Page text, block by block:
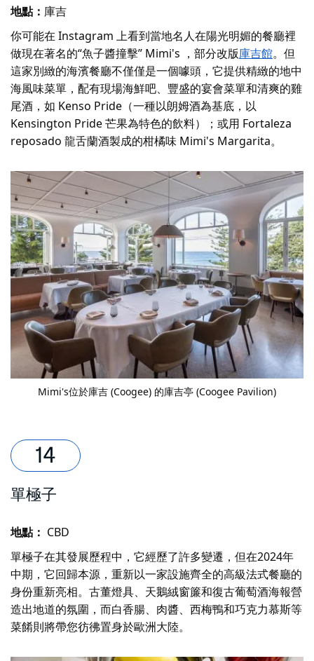
地點： 庫吉
你可能在 Instagram 上看到當地名人在陽光明媚的餐廳裡
做現在著名的“魚子醬撞擊” Mimi's ，部分改版庫吉館。但
這家別緻的海濱餐廳不僅僅是一個噱頭，它提供精緻的地中
海風味菜單，配有現場海鮮吧、豐盛的宴會菜單和清爽的雞
尾酒，如 Kenso Pride（一種以朗姆酒為基底，以
Kensington Pride 芒果為特色的飲料）；或用 Fortaleza
reposado 龍舌蘭酒製成的柑橘味 Mimi's Margarita。
Mimi's位於庫吉 (Coogee) 的庫吉亭 (Coogee Pavilion)
單極子
地點： CBD
單極子在其發展歷程中，它經歷了許多變遷，但在2024年
中期，它回歸本源，重新以一家設施齊全的高級法式餐廳的
身份重新亮相。古董燈具、天鵝絨窗簾和復古葡萄酒海報營
造出地道的氛圍，而白香腸、肉醬、西梅鴨和巧克力慕斯等
菜餚則將帶您彷彿置身於歐洲大陸。